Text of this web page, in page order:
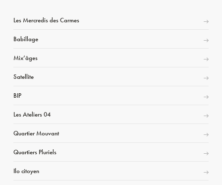
Les Mercredis des Carmes
Babillage
Mix’âges
Satellite
BIP
Les Ateliers 04
Quartier Mouvant
Quartiers Pluriels
Ilo citoyen